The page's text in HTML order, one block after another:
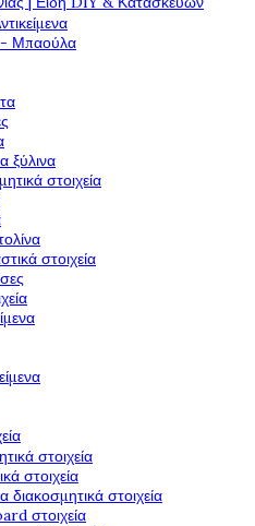
- Μπαούλα
ξύλινα
στοιχεία
στοιχεία
στοιχεία
στοιχεία
διακοσμητικά στοιχεία
στοιχεία